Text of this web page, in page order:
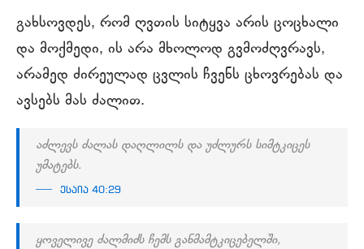
გახსოვდეს, რომ ღვთის სიტყვა არის ცოცხალი
და მოქმედი, ის არა მხოლოდ გვმოძღვრავს,
არამედ ძირეულად ცვლის ჩვენს ცხოვრებას და
ავსებს მას ძალით.
აძლევს ძალას დაღლილს და უძლურს სიმტკიცეს
უმატებს.
ესაია 40:29
ყოველივე ძალმიძს ჩემს განმამტკიცებელში,